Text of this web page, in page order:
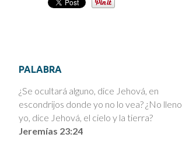
PALABRA
¿Se ocultará alguno, dice Jehová, en
escondrijos donde yo no lo vea? ¿No lleno
yo, dice Jehová, el cielo y la tierra?
Jeremías 23:24